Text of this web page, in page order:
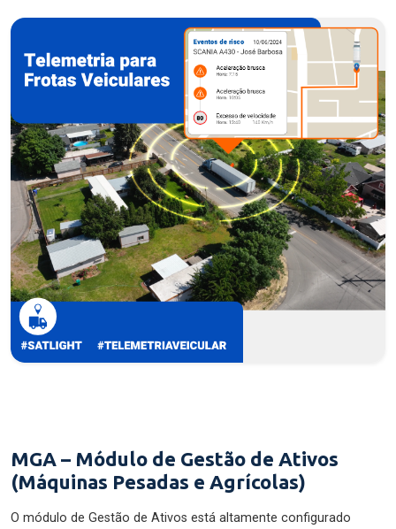
MGA – Módulo de Gestão de Ativos
(Máquinas Pesadas e Agrícolas)
O módulo de Gestão de Ativos está altamente configurado